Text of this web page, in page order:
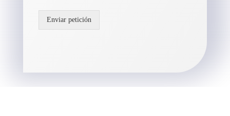
Enviar petición